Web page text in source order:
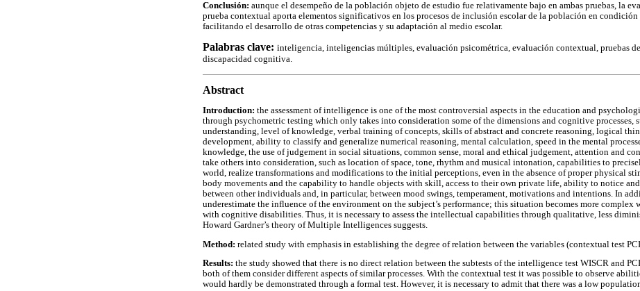
Conclusión: aunque el desempeño de la población objeto de estudio fue relativamente bajo en ambas pruebas, la
prueba contextual aporta elementos significativos en los procesos de inclusión escolar de la población en condición
facilitando el desarrollo de otras competencias y su adaptación al medio escolar.
Palabras clave: inteligencia, inteligencias múltiples, evaluación psicométrica, evaluación contextual, pruebas
discapacidad cognitiva.
Abstract
Introduction: the assessment of intelligence is one of the most controversial aspects in the education and
through psychometric testing which only takes into consideration some of the dimensions and cognitive processes,
understanding, level of knowledge, verbal training of concepts, skills of abstract and concrete reasoning, logical
development, ability to classify and generalize numerical reasoning, mental calculation, speed in the mental
knowledge, the use of judgement in social situations, common sense, moral and ethical judgement, attention and
take others into consideration, such as location of space, tone, rhythm and musical intonation, capabilities to
world, realize transformations and modifications to the initial perceptions, even in the absence of proper physical
body movements and the capability to handle objects with skill, access to their own private life, ability to notice
between other individuals and, in particular, between mood swings, temperament, motivations and intentions. In
underestimate the influence of the environment on the subject’s performance; this situation becomes more complex
with cognitive disabilities. Thus, it is necessary to assess the intellectual capabilities through qualitative, less
Howard Gardner’s theory of Multiple Intelligences suggests.
Method: related study with emphasis in establishing the degree of relation between the variables (contextual test
Results: the study showed that there is no direct relation between the subtests of the intelligence test WISCR and
both of them consider different aspects of similar processes. With the contextual test it was possible to observe
would hardly be demonstrated through a formal test. However, it is necessary to admit that there was a low